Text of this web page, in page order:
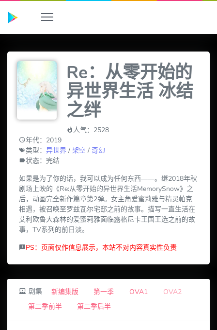
Re：从零开始的
异世界生活 冰结
之绊
人气：2528
年代：2019
类型： 异世界 / 架空 / 奇幻
状态：完结
如果是为了你的话，我可以成为任何东西——。继2018年秋
剧场上映的《Re:从零开始的异世界生活MemorySnow》之
后，动画完全新作篇章第2弹。女主角爱蜜莉雅与精灵帕克
相遇，被召唤至罗兹瓦尔宅邸之前的故事。描写一直生活在
艾利欧鲁大森林的爱蜜莉雅面临露格尼卡王国王选之前的故
事，TV系列的前日淡。
PS：页面仅作信息展示，本站不对内容真实性负责
剧集 新编集版 第一季 OVA1
OVA2
第二季前半
第二季后半